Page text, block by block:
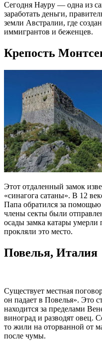
Сегодня Науру — одна из
заработать деньги,
земли Австралии, где
иммигрантов и беженцев.
Крепость
Этот отдаленный замок
«синагога сатаны». В 12
Папа обратился за
члены секты были
осады замка катары умерли
прокляли это место.
Повелья, Италия
Существует местная
он падает в Повелья». Это
находится за пределами
виноград и разводят овец.
то жили на оторванной от
после чумы.